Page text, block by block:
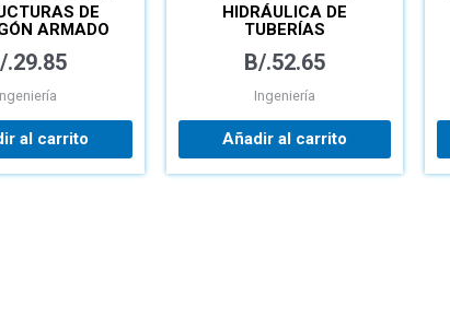
DE
ARMADO
DE
EHE-08
.29.85
al carrito
HIDRÁULICA DE
TUBERÍAS
AGUA, REDES, RIEGOS
B/.52.65
Ingeniería
Añadir al carrito